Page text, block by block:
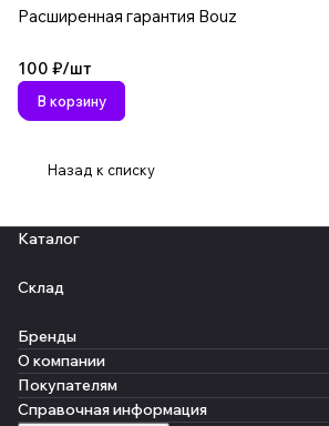
Расширенная гарантия Bouz
100 ₽/шт
В корзину
Назад к списку
Каталог
Склад
Бренды
О компании
Покупателям
Справочная информация